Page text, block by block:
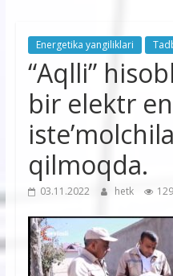
korxonasi”
Energetika yangiliklari
“Aqlli”
bir elektr
qilmoqda.
03.11.2022 hetk